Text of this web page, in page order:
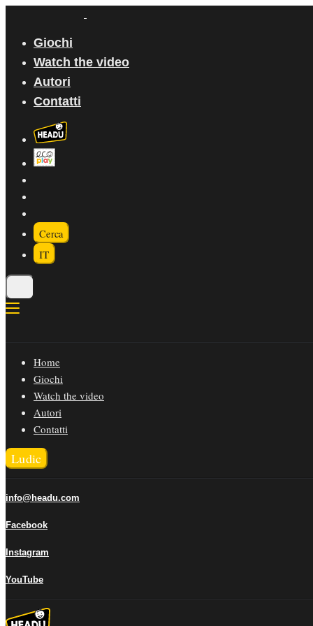
Giochi
Watch the video
Autori
Contatti
Cerca
IT
Home
Giochi
Watch the video
Autori
Contatti
Ludic
info@headu.com
Facebook
Instagram
YouTube